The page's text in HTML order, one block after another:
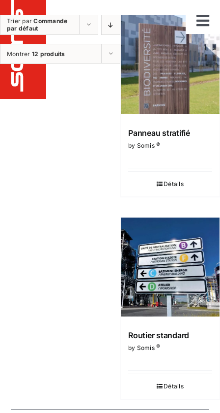
au
contenu
Notre métier
Etudes
Fabrication
Maintenance et sav
Nos réalisations
Qui sommes nous ?
Trier parCommande
par défaut
Montrer 12 produits
Panneau stratifié
by Somis©
Détails
Routier standard
by Somis©
Détails